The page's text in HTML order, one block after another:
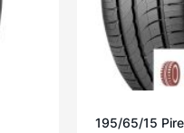
195/65/15